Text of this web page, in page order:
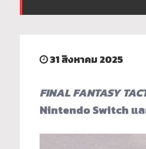
31 สิงหาคม 2025
FINAL FANTASY
Nintendo Switch แล